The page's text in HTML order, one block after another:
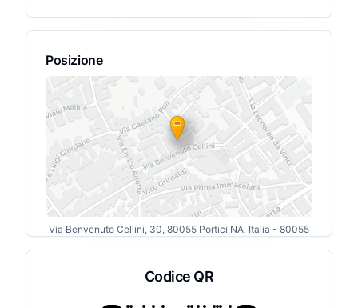
Posizione
Via Benvenuto Cellini, 30, 80055 Portici NA, Italia - 80055
Codice QR